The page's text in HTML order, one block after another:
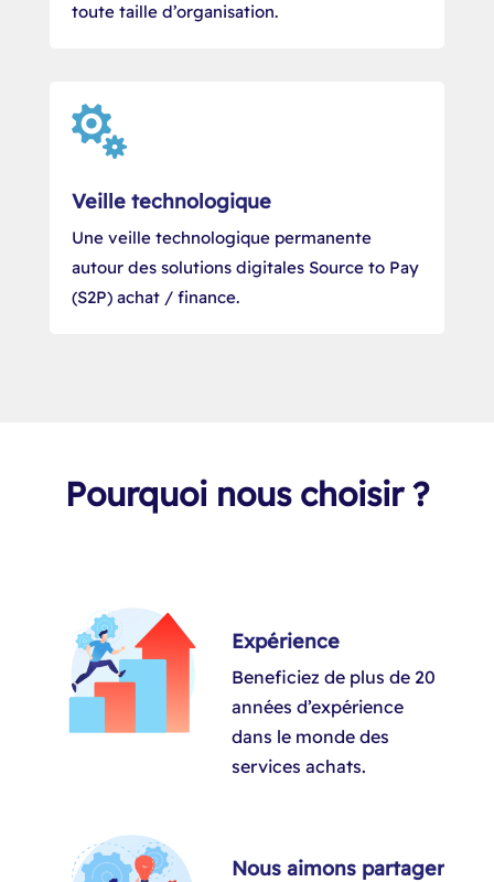
toute taille d’organisation.

Veille technologique
Une veille technologique permanente
autour des solutions digitales Source to Pay
(S2P) achat / finance.
Pourquoi nous choisir ?
Expérience
Beneficiez de plus de 20
années d’expérience
dans le monde des
services achats.
Nous aimons partager